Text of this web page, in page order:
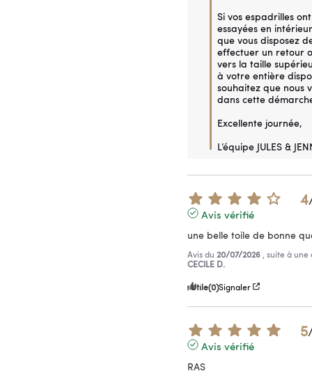
Si vos espadrilles
essayées en
que vous disposez
effectuer un retour
vers la taille
à votre entière
souhaitez que nous
dans cette
Excellente journée,
L’équipe JULES &
4
Avis vérifié
une belle toile de bonne
Avis du 20/07/2026 , suite à
CECILE D.
Utile(0)Signaler
5
Avis vérifié
RAS